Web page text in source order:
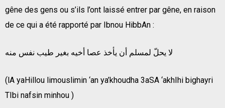
gêne des gens ou s’ils l’ont laissé entrer par gêne, en raison
de ce qui a été rapporté par Ibnou HibbAn :
لا يحلّ لمسلم أن يأخذ عصا أخيه بغير طيب نفس منه
(lA yaHillou limouslimin ‘an ya’khoudha 3aSA ‘akhIhi bighayri
TIbi nafsin minhou )